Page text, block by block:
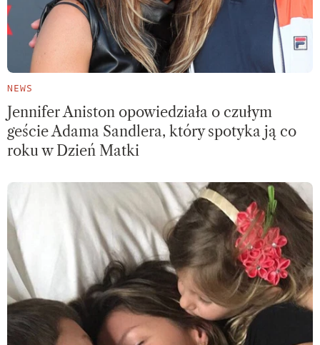
NEWS
Jennifer Aniston opowiedziała o czułym
geście Adama Sandlera, który spotyka ją co
roku w Dzień Matki